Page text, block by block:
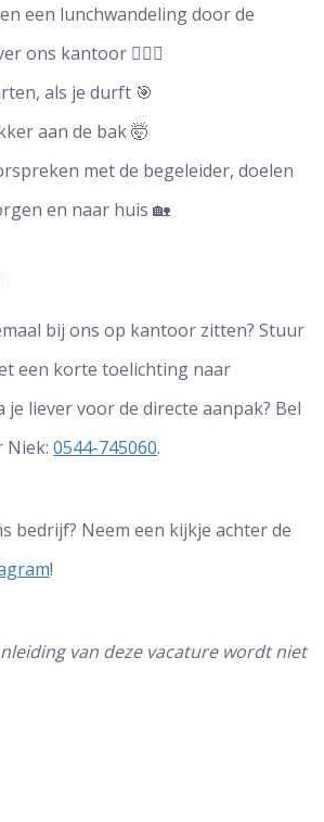
een lunchwandeling door de
ons kantoor 🚶🏼‍♂️
als je durft 🎯
aan de bak 🤯
met de begeleider, doelen
en naar huis 🏡
bij ons op kantoor zitten? Stuur
een korte toelichting naar
je liever voor de directe aanpak? Bel
Niek: 0544-745060.
bedrijf? Neem een kijkje achter de
!
van deze vacature wordt niet